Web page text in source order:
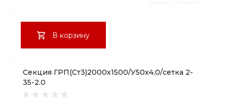
В корзину
Секция ГРП(Ст3)2000х1500/У50х4,0/сетка 2-
35-2.0